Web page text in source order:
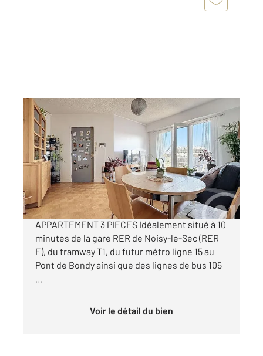
NOISY LE SEC 93
61,21 m
, 3 pièces
Ref : 14346
Appartement F3 à vendre
194 000 €
NOISY-LE-SEC /// RER E // TRAMWAY T1 //
APPARTEMENT 3 PIECES Idéalement situé à 10
minutes de la gare RER de Noisy-le-Sec (RER
E), du tramway T1, du futur métro ligne 15 au
Pont de Bondy ainsi que des lignes de bus 105
Voir le détail du bien